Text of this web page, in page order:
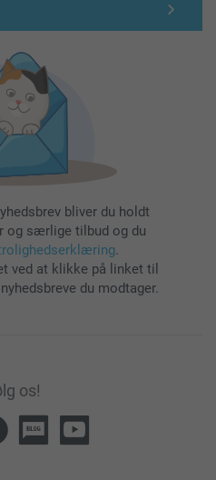
bliver du holdt
og særlige tilbud og du
.
ved at klikke på linket til
du modtager.
os!